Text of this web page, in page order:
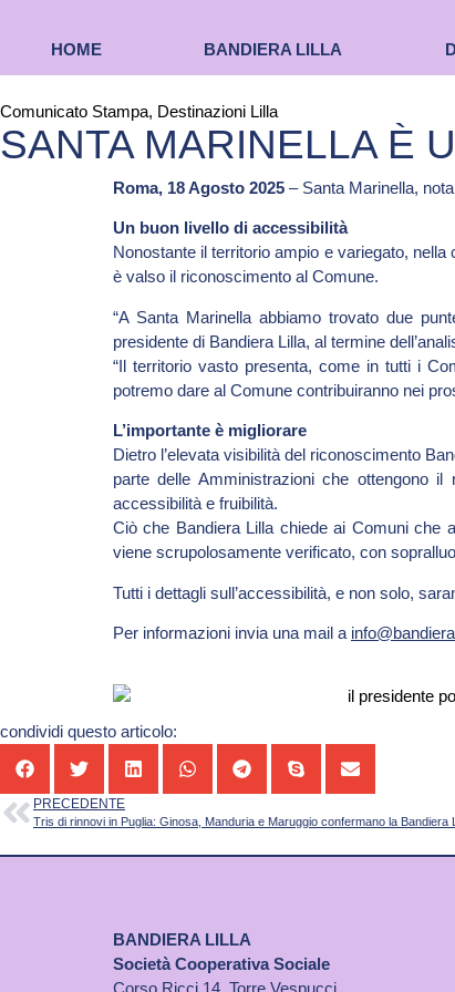
HOME BANDIERA LILLA
Comunicato Stampa, Destinazioni Lilla
SANTA MARINELLA È
Roma, 18 Agosto 2025 – Santa Marinella,
Un buon livello di accessibilità
Nonostante il territorio ampio e variegato,
è valso il riconoscimento al Comune.
“A Santa Marinella abbiamo trovato due
presidente di Bandiera Lilla, al termine
“Il territorio vasto presenta, come in tutti i
potremo dare al Comune contribuiranno nei
L’importante è migliorare
Dietro l’elevata visibilità del riconoscimento
parte delle Amministrazioni che ottengono
accessibilità e fruibilità.
Ciò che Bandiera Lilla chiede ai Comuni che
viene scrupolosamente verificato, con
Tutti i dettagli sull’accessibilità, e non solo,
Per informazioni invia una mail a
condividi questo articolo:
PRECEDENTE
Tris di rinnovi in Puglia: Ginosa, Manduria e Maruggio confermano la Bandiera
BANDIERA LILLA
Società Cooperativa Sociale